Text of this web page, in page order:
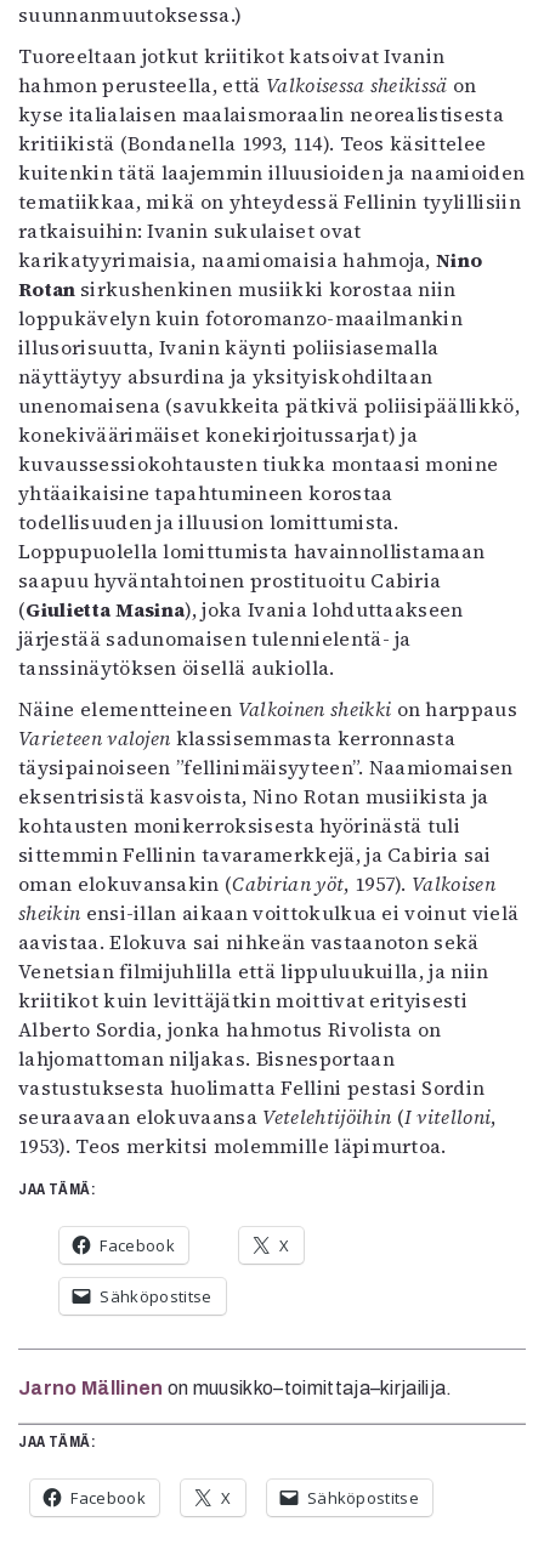
suunnanmuutoksessa.)
Tuoreeltaan jotkut kriitikot katsoivat Ivanin
hahmon perusteella, että Valkoisessa sheikissä on
kyse italialaisen maalaismoraalin neorealistisesta
kritiikistä (Bondanella 1993, 114). Teos käsittelee
kuitenkin tätä laajemmin illuusioiden ja naamioiden
tematiikkaa, mikä on yhteydessä Fellinin tyylillisiin
ratkaisuihin: Ivanin sukulaiset ovat
karikatyyrimaisia, naamiomaisia hahmoja,Nino
Rotan sirkushenkinen musiikki korostaa niin
loppukävelyn kuin fotoromanzo-maailmankin
illusorisuutta, Ivanin käynti poliisiasemalla
näyttäytyy absurdina ja yksityiskohdiltaan
unenomaisena (savukkeita pätkivä poliisipäällikkö,
konekiväärimäiset konekirjoitussarjat) ja
kuvaussessiokohtausten tiukka montaasi monine
yhtäaikaisine tapahtumineen korostaa
todellisuuden ja illuusion lomittumista.
Loppupuolella lomittumista havainnollistamaan
saapuu hyväntahtoinen prostituoitu Cabiria
(Giulietta Masina), joka Ivania lohduttaakseen
järjestää sadunomaisen tulennielentä- ja
tanssinäytöksen öisellä aukiolla.
Näine elementteineen Valkoinen sheikki on harppaus
Varieteen valojen klassisemmasta kerronnasta
täysipainoiseen ”fellinimäisyyteen”. Naamiomaisen
eksentrisistä kasvoista, Nino Rotan musiikista ja
kohtausten monikerroksisesta hyörinästä tuli
sittemmin Fellinin tavaramerkkejä, ja Cabiria sai
oman elokuvansakin (Cabirian yöt, 1957). Valkoisen
sheikin ensi-illan aikaan voittokulkua ei voinut vielä
aavistaa. Elokuva sai nihkeän vastaanoton sekä
Venetsian filmijuhlilla että lippuluukuilla, ja niin
kriitikot kuin levittäjätkin moittivat erityisesti
Alberto Sordia, jonka hahmotus Rivolista on
lahjomattoman niljakas. Bisnesportaan
vastustuksesta huolimatta Fellini pestasi Sordin
seuraavaan elokuvaansa Vetelehtijöihin (I vitelloni,
1953). Teos merkitsi molemmille läpimurtoa.
JAA TÄMÄ:
Facebook X
Sähköpostitse
Jarno Mällinen on muusikko–toimittaja–kirjailija.
JAA TÄMÄ:
Facebook X Sähköpostitse